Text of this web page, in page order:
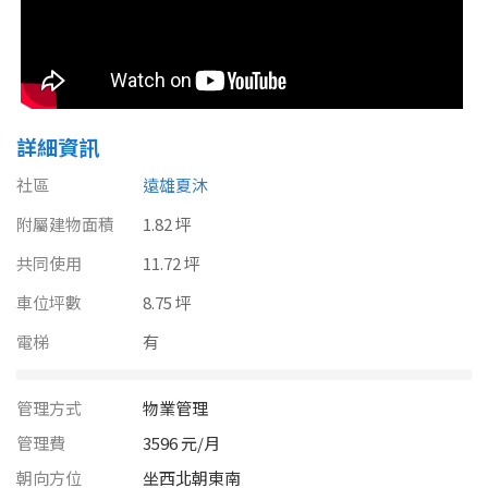
嘉義市
台南市
高雄市
澎湖縣
花蓮縣
金門連江
40~50 坪 50~60 坪
80坪以上
不拘
1樓
詳細資訊
社區
遠雄夏沐
附屬建物面積
1.82 坪
共同使用
11.72 坪
車位坪數
8.75 坪
電梯
有
管理方式
物業管理
管理費
3596 元/月
朝向方位
坐西北朝東南